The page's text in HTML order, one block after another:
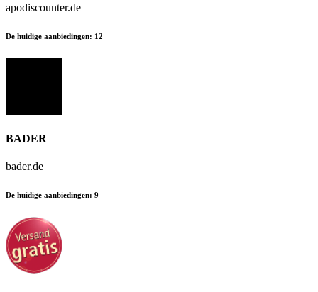
apodiscounter.de
De huidige aanbiedingen: 12
BADER
bader.de
De huidige aanbiedingen: 9